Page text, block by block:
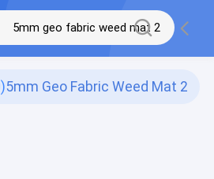
2 5mm Geo Fabric Weed Mat
(0)